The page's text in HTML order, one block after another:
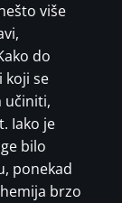
više
do
koji se
učiniti,
Iako je
bilo
ponekad
brzo